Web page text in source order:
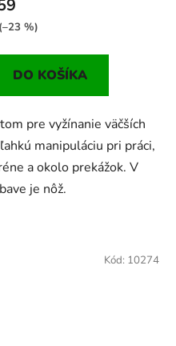
je
(–23 %)
DO KOŠÍKA
pre vyžínanie väčších
manipuláciu pri práci,
a okolo prekážok. V
je nôž.
Kód: 10274